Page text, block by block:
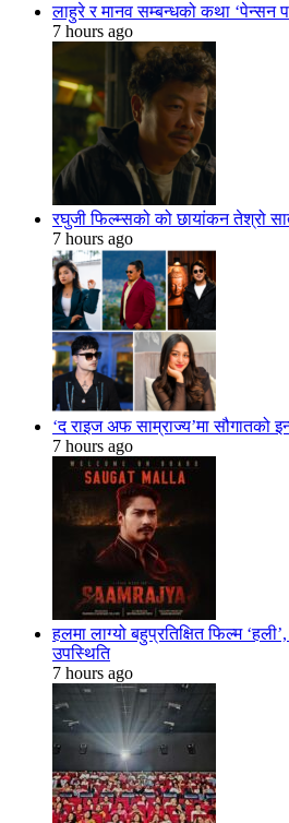
लाहुरे र मानव सम्बन्धको कथा ‘पेन्सन
7 hours ago
रघुजी फिल्म्सको को छायांकन तेश्रो
7 hours ago
‘द राइज अफ साम्राज्य’मा सौगातको
7 hours ago
हलमा लाग्यो बहुप्रतिक्षित फिल्म
उपस्थिति
7 hours ago